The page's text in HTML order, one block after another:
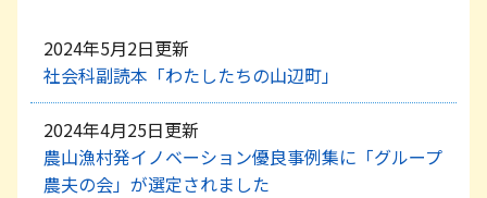
2024年5月2日更新
社会科副読本「わたしたちの山辺町」
2024年4月25日更新
農山漁村発イノベーション優良事例集に「グループ
農夫の会」が選定されました